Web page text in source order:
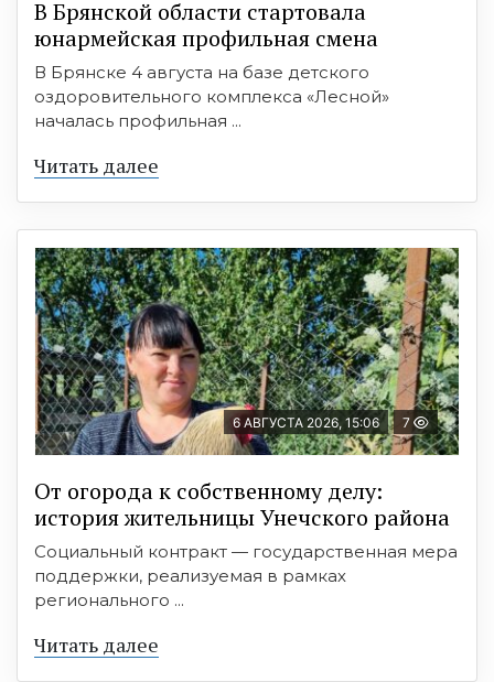
В Брянской области стартовала
юнармейская профильная смена
В Брянске 4 августа на базе детского
оздоровительного комплекса «Лесной»
началась профильная ...
Читать далее
6 АВГУСТА 2026, 15:06 7
От огорода к собственному делу:
история жительницы Унечского района
Социальный контракт — государственная мера
поддержки, реализуемая в рамках
регионального ...
Читать далее